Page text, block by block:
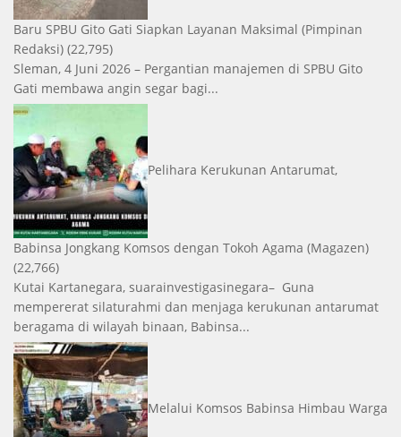
Baru SPBU Gito Gati Siapkan Layanan Maksimal (Pimpinan
Redaksi) (22,795)
Sleman, 4 Juni 2026 – Pergantian manajemen di SPBU Gito
Gati membawa angin segar bagi...
Pelihara Kerukunan Antarumat,
Babinsa Jongkang Komsos dengan Tokoh Agama (Magazen)
(22,766)
Kutai Kartanegara, suarainvestigasinegara– Guna
mempererat silaturahmi dan menjaga kerukunan antarumat
beragama di wilayah binaan, Babinsa...
Melalui Komsos Babinsa Himbau Warga